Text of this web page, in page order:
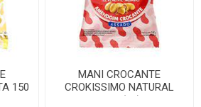
150
MANI CROCANTE
CROKISSIMO NATURAL
150G(24)